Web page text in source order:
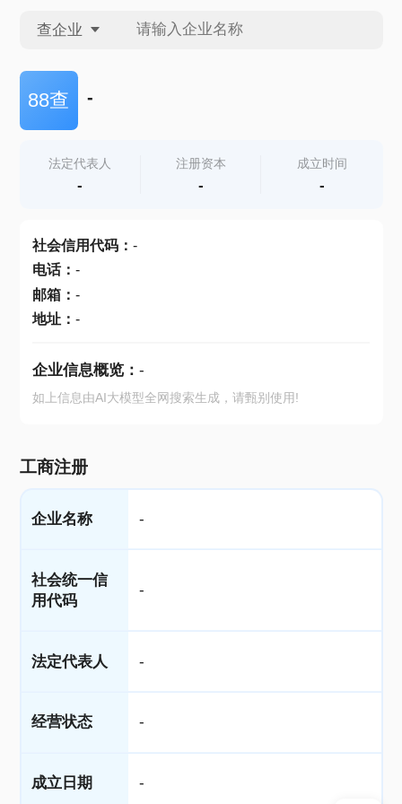
查企业
查企业
查产地
88查 -
法定代表人
-
注册资本
-
成立时间
-
社会信用代码： -
电话： -
邮箱： -
地址： -
企业信息概览： -
如上信息由AI大模型全网搜索生成，请甄别使用!
工商注册
企业名称 -
社会统一信
用代码
-
法定代表人 -
经营状态 -
成立日期 -